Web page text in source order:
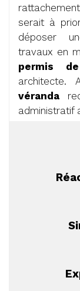
serait à
déposer
travaux en
permis
architecte.
véranda
administratif